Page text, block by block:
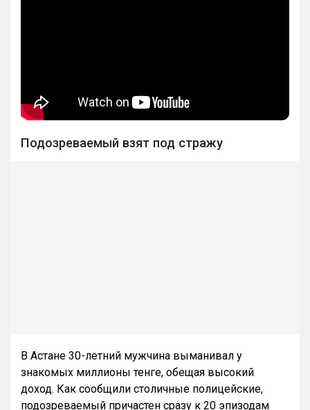
Подозреваемый взят под стражу
В Астане 30-летний мужчина выманивал у
знакомых миллионы тенге, обещая высокий
доход. Как сообщили столичные полицейские,
подозреваемый причастен сразу к 20 эпизодам